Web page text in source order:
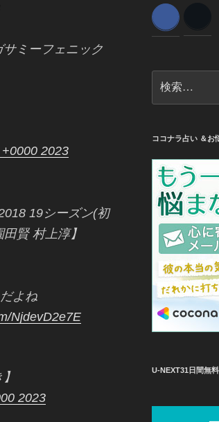
ミーフェニック
2023
19シーズン(初
賢 村上淳】
よね
NjdevD2e7E
2023
索:
ココナラ占い ＆お
U-NEXT31日間無